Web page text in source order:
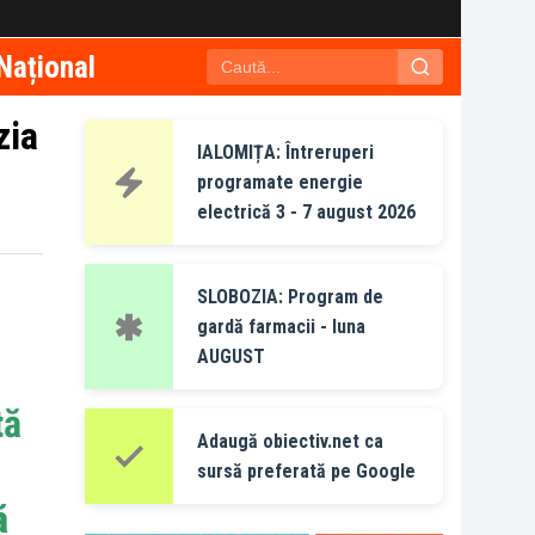
IALOMIȚA: Întreruperi
programate energie
electrică 3 - 7 august 2026
SLOBOZIA: Program de
gardă farmacii - luna
AUGUST
Adaugă obiectiv.net ca
sursă preferată pe Google